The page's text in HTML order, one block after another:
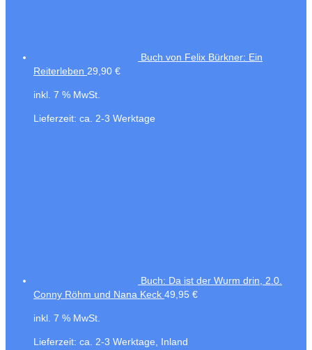
Buch von Felix Bürkner: Ein
Reiterleben 29,90 €
inkl. 7 % MwSt.
Lieferzeit: ca. 2-3 Werktage
Buch: Da ist der Wurm drin, 2.0.
Conny Röhm und Nana Keck 49,95 €
inkl. 7 % MwSt.
Lieferzeit: ca. 2-3 Werktage, Inland